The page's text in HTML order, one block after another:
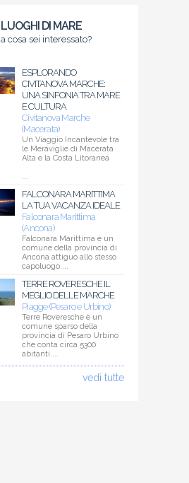
LUOGHI DI MARE
a cosa sei interessato?
ESPLORANDO
CIVITANOVA MARCHE:
UNA SINFONIA TRA MARE
E CULTURA
Civitanova Marche
(Macerata)
Un Viaggio Incantevole tra
le Meraviglie di Macerata
Alta e la Costa Litoranea
...
FALCONARA MARITTIMA
LA TUA VACANZA IDEALE
Falconara Marittima
(Ancona)
Falconara Marittima è un
comune della provincia di
Ancona attiguo allo stesso
capoluogo....
TERRE ROVERESCHE IL
MEGLIO DELLE MARCHE
Piagge (Pesaro e Urbino)
Terre Roveresche è un
comune sparso della
provincia di Pesaro Urbino
che conta circa 5300
abitanti....
vedi tutte